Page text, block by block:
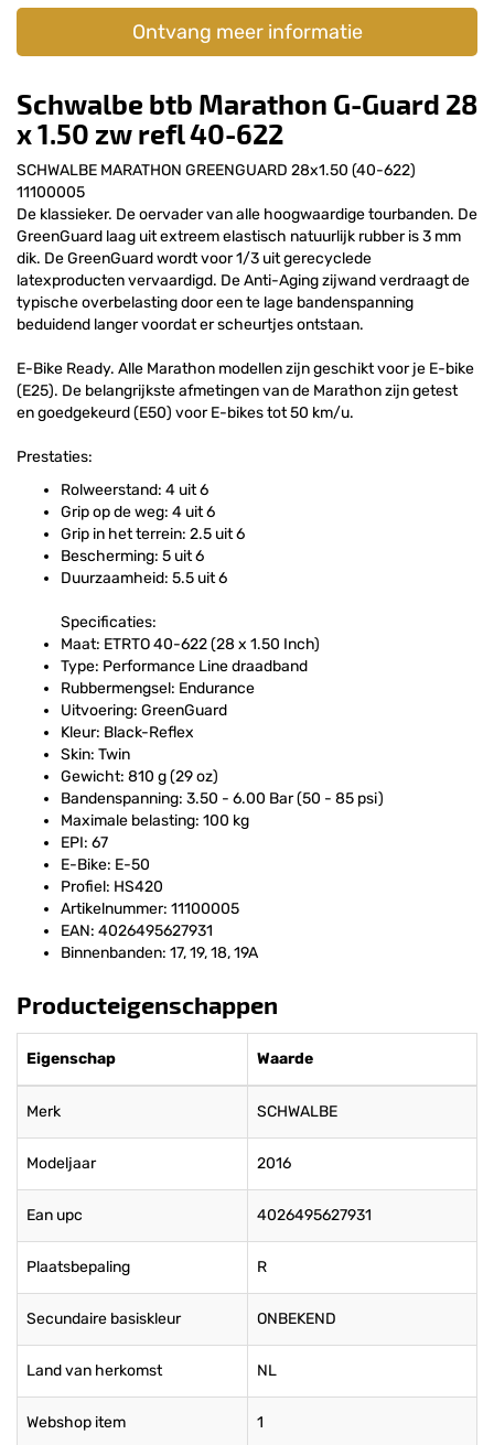
Ontvang meer informatie
Schwalbe btb Marathon G-Guard 28
x 1.50 zw refl 40-622
SCHWALBE MARATHON GREENGUARD 28x1.50 (40-622)
11100005
De klassieker. De oervader van alle hoogwaardige tourbanden. De
GreenGuard laag uit extreem elastisch natuurlijk rubber is 3 mm
dik. De GreenGuard wordt voor 1/3 uit gerecyclede
latexproducten vervaardigd. De Anti-Aging zijwand verdraagt de
typische overbelasting door een te lage bandenspanning
beduidend langer voordat er scheurtjes ontstaan.
E-Bike Ready. Alle Marathon modellen zijn geschikt voor je E-bike
(E25). De belangrijkste afmetingen van de Marathon zijn getest
en goedgekeurd (E50) voor E-bikes tot 50 km/u.
Prestaties:
Rolweerstand: 4 uit 6
Grip op de weg: 4 uit 6
Grip in het terrein: 2.5 uit 6
Bescherming: 5 uit 6
Duurzaamheid: 5.5 uit 6
Specificaties:
Maat: ETRTO 40-622 (28 x 1.50 Inch)
Type: Performance Line draadband
Rubbermengsel: Endurance
Uitvoering: GreenGuard
Kleur: Black-Reflex
Skin: Twin
Gewicht: 810 g (29 oz)
Bandenspanning: 3.50 - 6.00 Bar (50 - 85 psi)
Maximale belasting: 100 kg
EPI: 67
E-Bike: E-50
Profiel: HS420
Artikelnummer: 11100005
EAN: 4026495627931
Binnenbanden: 17, 19, 18, 19A
Producteigenschappen
Eigenschap Waarde
Merk SCHWALBE
Modeljaar 2016
Ean upc 4026495627931
Plaatsbepaling R
Secundaire basiskleur ONBEKEND
Land van herkomst NL
Webshop item 1